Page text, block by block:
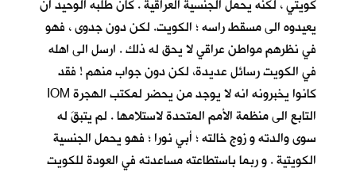
كويتي ، لكنه يحمل الجنسية العراقية . كان طلبه الوحيد ان
يعيدوه الى مسقط راسه ؛ الكويت. لكن دون جدوى ، فهو
في نظرهم مواطن عراقي لا يحق له ذلك . ارسل الى اهله
في الكويت رسائل عديدة، لكن دون جواب منهم ! فقد
كانوا يخبرونه انه لا يوجد من يحضر لمكتب الهجرة IOM
التابع الى منظمة الأمم المتحدة لاستلامها . لم يتبقَ له
سوى والدته و زوج خالته ؛ أبي نورا ؛ فهو يحمل الجنسية
الكويتية . و ربما باستطاعته مساعدته في العودة للكويت